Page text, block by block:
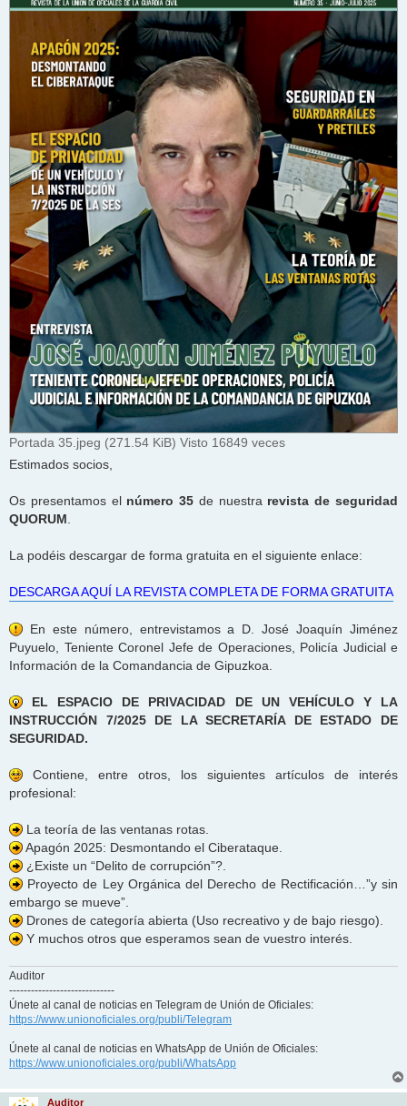
Portada 35.jpeg (271.54 KiB) Visto 16849 veces
Estimados socios,
Os presentamos el número 35 de nuestra revista de seguridad
QUORUM.
La podéis descargar de forma gratuita en el siguiente enlace:
DESCARGA AQUÍ LA REVISTA COMPLETA DE FORMA GRATUITA
En este número, entrevistamos a D. José Joaquín Jiménez
Puyuelo, Teniente Coronel Jefe de Operaciones, Policía Judicial e
Información de la Comandancia de Gipuzkoa.
EL ESPACIO DE PRIVACIDAD DE UN VEHÍCULO Y LA
INSTRUCCIÓN 7/2025 DE LA SECRETARÍA DE ESTADO DE
SEGURIDAD.
Contiene, entre otros, los siguientes artículos de interés
profesional:
La teoría de las ventanas rotas.
Apagón 2025: Desmontando el Ciberataque.
¿Existe un “Delito de corrupción”?.
Proyecto de Ley Orgánica del Derecho de Rectificación…”y sin
embargo se mueve”.
Drones de categoría abierta (Uso recreativo y de bajo riesgo).
Y muchos otros que esperamos sean de vuestro interés.
Auditor
-----------------------------
Únete al canal de noticias en Telegram de Unión de Oficiales:
https://www.unionoficiales.org/publi/Telegram
Únete al canal de noticias en WhatsApp de Unión de Oficiales:
https://www.unionoficiales.org/publi/WhatsApp
Auditor